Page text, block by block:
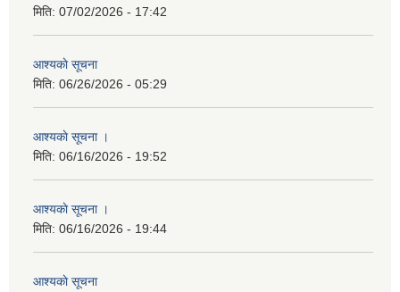
मिति: 07/02/2026 - 17:42
आश्यकाे सूचना
मिति: 06/26/2026 - 05:29
आश्यकाे सूचना ।
मिति: 06/16/2026 - 19:52
आश्यकाे सूचना ।
मिति: 06/16/2026 - 19:44
आश्यकाे सूचना